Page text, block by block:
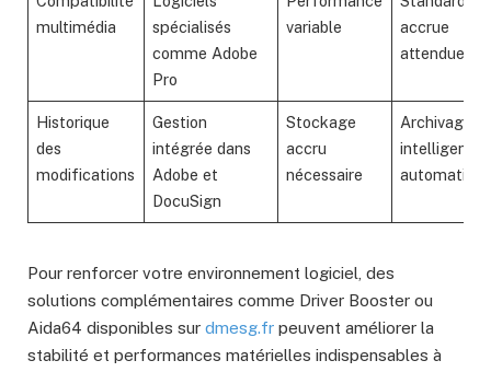
multimédia
spécialisés
comme Adobe
Pro
variable
accrue
attendue
Historique
des
modifications
Gestion
intégrée dans
Adobe et
DocuSign
Stockage
accru
nécessaire
Archivage
intelligent
automatisé
Pour renforcer votre environnement logiciel, des
solutions complémentaires comme Driver Booster ou
Aida64 disponibles sur dmesg.fr peuvent améliorer la
stabilité et performances matérielles indispensables à